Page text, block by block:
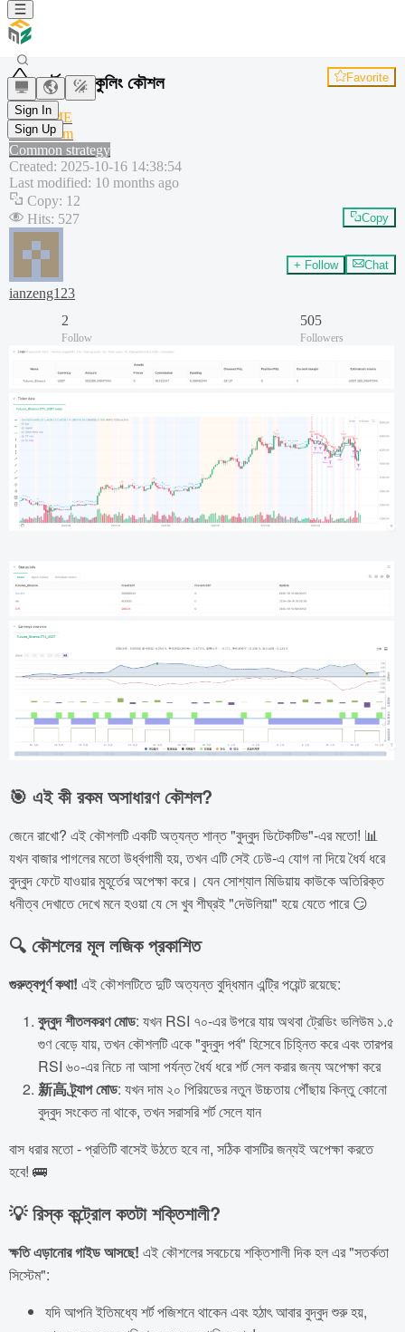
Sign In
Sign Up
স্মার্ট বাবল কুলিং কৌশল Favorite
RSI
VOLUME
momentum
Common strategy
Created: 2025-10-16 14:38:54
Last modified: 10 months ago
Copy: 12
Hits: 527 Copy
ianzeng123
+ Follow Chat
2
Follow
505
Followers
🎯 এই কী রকম অসাধারণ কৌশল?
জেনে রাখো? এই কৌশলটি একটি অত্যন্ত শান্ত "বুদ্বুদ ডিটেকটিভ"-এর মতো! 📊
যখন বাজার পাগলের মতো উর্ধ্বগামী হয়, তখন এটি সেই ঢেউ-এ যোগ না দিয়ে ধৈর্য ধরে
বুদ্বুদ ফেটে যাওয়ার মুহূর্তের অপেক্ষা করে। যেন সোশ্যাল মিডিয়ায় কাউকে অতিরিক্ত
ধনীত্ব দেখাতে দেখে মনে হওয়া যে সে খুব শীঘ্রই "দেউলিয়া" হয়ে যেতে পারে 😏
🔍 কৌশলের মূল লজিক প্রকাশিত
গুরুত্বপূর্ণ কথা! এই কৌশলটিতে দুটি অত্যন্ত বুদ্ধিমান এন্ট্রি পয়েন্ট রয়েছে:
বুদ্বুদ শীতলকরণ মোড: যখন RSI ৭০-এর উপরে যায় অথবা ট্রেডিং ভলিউম ১.৫
গুণ বেড়ে যায়, তখন কৌশলটি একে "বুদ্বুদ পর্ব" হিসেবে চিহ্নিত করে এবং তারপর
RSI ৬০-এর নিচে না আসা পর্যন্ত ধৈর্য ধরে শর্ট সেল করার জন্য অপেক্ষা করে
新高 ট্র্যাপ মোড: যখন দাম ২০ পিরিয়ডের নতুন উচ্চতায় পৌঁছায় কিন্তু কোনো
বুদ্বুদ সংকেত না থাকে, তখন সরাসরি শর্ট সেলে যান
বাস ধরার মতো - প্রতিটি বাসেই উঠতে হবে না, সঠিক বাসটির জন্যই অপেক্ষা করতে
হবে! 🚌
💡 রিস্ক কন্ট্রোল কতটা শক্তিশালী?
ক্ষতি এড়ানোর গাইড আসছে! এই কৌশলের সবচেয়ে শক্তিশালী দিক হল এর "সতর্কতা
সিস্টেম":
যদি আপনি ইতিমধ্যে শর্ট পজিশনে থাকেন এবং হঠাৎ আবার বুদ্বুদ শুরু হয়,